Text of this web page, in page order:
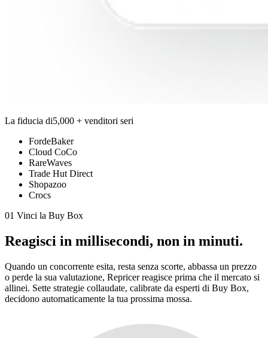
La fiducia di5,000 + venditori seri
FordeBaker
Cloud CoCo
RareWaves
Trade Hut Direct
Shopazoo
Crocs
01 Vinci la Buy Box
Reagisci in millisecondi, non in minuti.
Quando un concorrente esita, resta senza scorte, abbassa un prezzo
o perde la sua valutazione, Repricer reagisce prima che il mercato si
allinei. Sette strategie collaudate, calibrate da esperti di Buy Box,
decidono automaticamente la tua prossima mossa.